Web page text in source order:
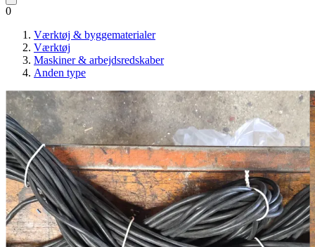
0
Værktøj & byggematerialer
Værktøj
Maskiner & arbejdsredskaber
Anden type